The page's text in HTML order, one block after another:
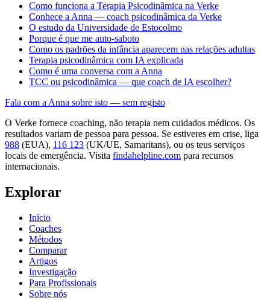
Como funciona a Terapia Psicodinâmica na Verke
Conhece a Anna — coach psicodinâmica da Verke
O estudo da Universidade de Estocolmo
Porque é que me auto-saboto
Como os padrões da infância aparecem nas relações adultas
Terapia psicodinâmica com IA explicada
Como é uma conversa com a Anna
TCC ou psicodinâmica — que coach de IA escolher?
Fala com a Anna sobre isto — sem registo
O Verke fornece coaching, não terapia nem cuidados médicos. Os
resultados variam de pessoa para pessoa. Se estiveres em crise, liga
988 (EUA), 116 123 (UK/UE, Samaritans), ou os teus serviços
locais de emergência. Visita findahelpline.com para recursos
internacionais.
Explorar
Início
Coaches
Métodos
Comparar
Artigos
Investigação
Para Profissionais
Sobre nós